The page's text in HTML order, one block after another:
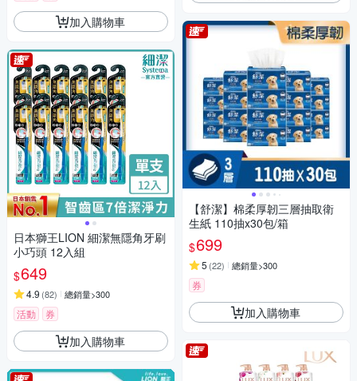
加入購物車
日本獅王LION 細潔無隱角牙刷
小巧頭 12入組
$649
4.9 (82) 總銷量>300
活動 券
加入購物車
【舒潔】棉柔厚韌三層抽取衛
生紙 110抽x30包/箱
$699
5 (22) 總銷量>300
券
加入購物車